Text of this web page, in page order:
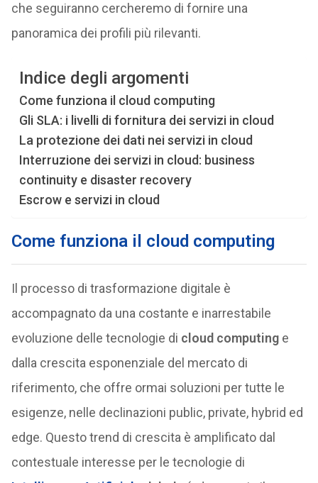
che seguiranno cercheremo di fornire una
panoramica dei profili più rilevanti.
Indice degli argomenti
Come funziona il cloud computing
Gli SLA: i livelli di fornitura dei servizi in cloud
La protezione dei dati nei servizi in cloud
Interruzione dei servizi in cloud: business
continuity e disaster recovery
Escrow e servizi in cloud
Come funziona il cloud computing
Il processo di trasformazione digitale è
accompagnato da una costante e inarrestabile
evoluzione delle tecnologie di cloud computinge
dalla crescita esponenziale del mercato di
riferimento, che offre ormai soluzioni per tutte le
esigenze, nelle declinazioni public, private, hybrid ed
edge. Questo trend di crescita è amplificato dal
contestuale interesse per le tecnologie di